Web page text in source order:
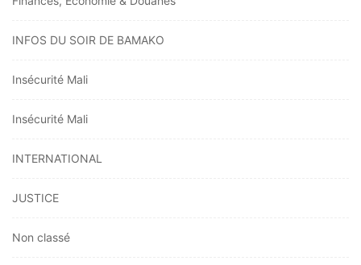
INFOS DU SOIR DE BAMAKO
Insécurité Mali
Insécurité Mali
INTERNATIONAL
JUSTICE
Non classé